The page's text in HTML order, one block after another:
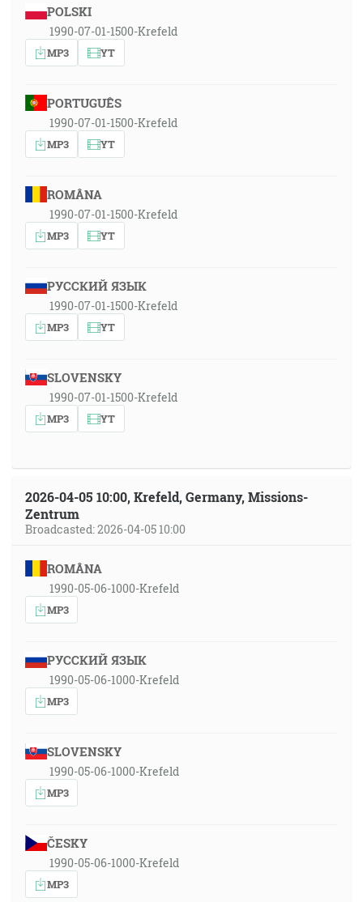
POLSKI
1990-07-01-1500-Krefeld
MP3 YT
PORTUGUÊS
1990-07-01-1500-Krefeld
MP3 YT
ROMÂNA
1990-07-01-1500-Krefeld
MP3 YT
РУССКИЙ ЯЗЫК
1990-07-01-1500-Krefeld
MP3 YT
SLOVENSKY
1990-07-01-1500-Krefeld
MP3 YT
2026-04-05 10:00, Krefeld, Germany, Missions-
Zentrum
Broadcasted: 2026-04-05 10:00
ROMÂNA
1990-05-06-1000-Krefeld
MP3
РУССКИЙ ЯЗЫК
1990-05-06-1000-Krefeld
MP3
SLOVENSKY
1990-05-06-1000-Krefeld
MP3
ČESKY
1990-05-06-1000-Krefeld
MP3